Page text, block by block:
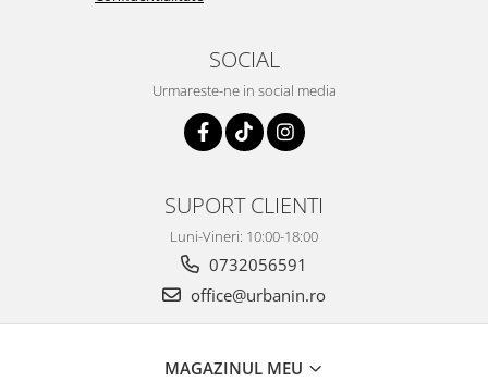
SOCIAL
Urmareste-ne in social media
SUPORT CLIENTI
Luni-Vineri: 10:00-18:00
0732056591
office@urbanin.ro
MAGAZINUL MEU